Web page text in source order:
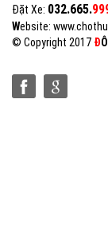
Đặt Xe: 032.665.
Website:
© Copyright 2017 ĐÔ